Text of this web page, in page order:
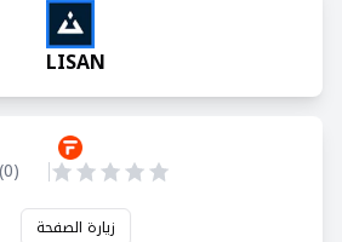
LISAN
(
0
)
زيارة الصفحة